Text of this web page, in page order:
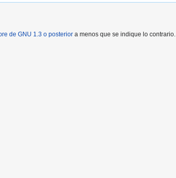
de GNU 1.3 o posterior a menos que se indique lo contrario.